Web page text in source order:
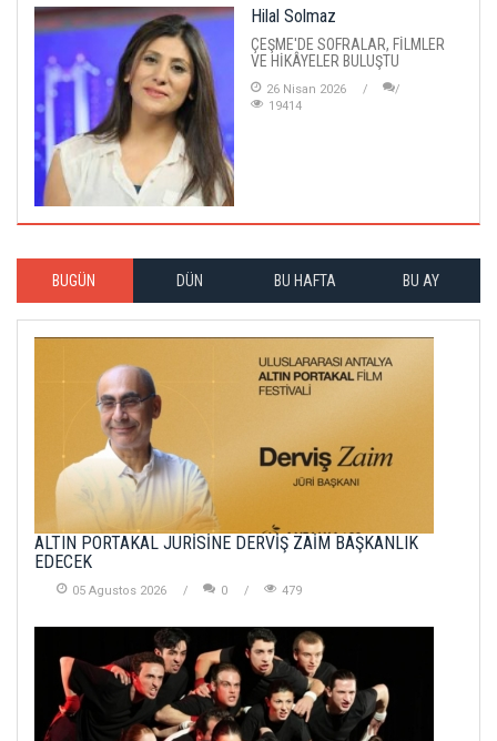
Hilal Solmaz
ÇEŞME'DE SOFRALAR, FİLMLER
VE HİKÂYELER BULUŞTU
26 Nisan 2026
19414
BUGÜN DÜN BU HAFTA BU AY
ALTIN PORTAKAL JÜRİSİNE DERVİŞ ZAİM BAŞKANLIK
EDECEK
05 Agustos 2026 0 479